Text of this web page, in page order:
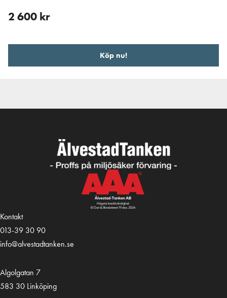
2 600 kr
Köp nu!
Kontakt
013-39 30 90
info@alvestadtanken.se
Algolgatan 7
583 30 Linköping